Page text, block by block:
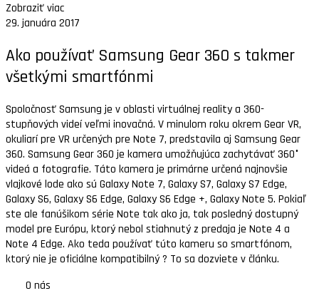
Zobraziť viac
29. januára 2017
Ako používať Samsung Gear 360 s takmer
všetkými smartfónmi
Spoločnosť Samsung je v oblasti virtuálnej reality a 360-
stupňových videí veľmi inovačná. V minulom roku okrem Gear VR,
okuliarí pre VR určených pre Note 7, predstavila aj Samsung Gear
360. Samsung Gear 360 je kamera umožňujúca zachytávať 360°
videá a fotografie. Táto kamera je primárne určená najnovšie
vlajkové lode ako sú Galaxy Note 7, Galaxy S7, Galaxy S7 Edge,
Galaxy S6, Galaxy S6 Edge, Galaxy S6 Edge +, Galaxy Note 5. Pokiaľ
ste ale fanúšikom série Note tak ako ja, tak posledný dostupný
model pre Európu, ktorý nebol stiahnutý z predaja je Note 4 a
Note 4 Edge. Ako teda používať túto kameru so smartfónom,
ktorý nie je oficiálne kompatibilný ? To sa dozviete v článku.
O nás